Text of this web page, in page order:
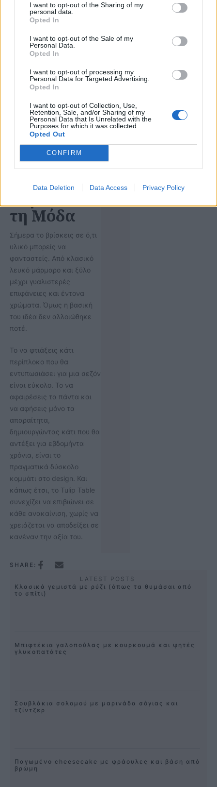
I want to opt-out of the Sharing of my
personal data.
Opted In
I want to opt-out of the Sale of my
Personal Data.
Opted In
I want to opt-out of processing my
Personal Data for Targeted Advertising.
Opted In
I want to opt-out of Collection, Use,
Retention, Sale, and/or Sharing of my
Personal Data that Is Unrelated with the
Purposes for which it was collected.
Opted Out
CONFIRM
Data Deletion Data Access Privacy Policy
SHARE:
LATEST POSTS
Κλασικά γεμιστά με ρύζι (όπως τα θυμάσαι από
το σπίτι)
Μπιφτέκια γαλοπούλας με κουρκουμά και ψητές
γλυκοπατάτες
Σουβλάκια σολομού με μαρινάδα σόγιας και
τζίντζερ
Παγωμένο cheesecake με φράουλες και βάση από
βρώμη
Δείτε αυτή τη δημοσίευση στο Instagram.
Πέρα από
τη Μόδα
Σήμερα το βρίσκεις σε ό,τι
υλικό μπορείς να
φανταστείς. Από κλασικό
λευκό μάρμαρο και ξύλο
μέχρι γυαλιστερές
επιφάνειες και έντονα
χρώματα. Όμως η βασική
του ιδέα δεν αλλοιώθηκε
ποτέ.
Το να φτιάξεις κάτι
περίπλοκο που θα
εντυπωσιάσει για μια σεζόν
είναι εύκολο. Το να
αφαιρέσεις τα πάντα και
να αφήσεις μόνο τα
απαραίτητα,
δημιουργώντας κάτι που θα
αντέξει για εβδομήντα
χρόνια, είναι το
πραγματικά δύσκολο
κομμάτι στο design. Και
κάπως έτσι, το Tulip Table
συνεχίζει να επιβιώνει σε
κάθε ανακαίνιση, χωρίς να
χρειάζεται να αποδείξει σε
κανέναν την αξία του.